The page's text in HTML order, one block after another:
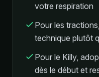
votre respiration
Pour les
technique plutôt
Pour le Killy,
dès le début et